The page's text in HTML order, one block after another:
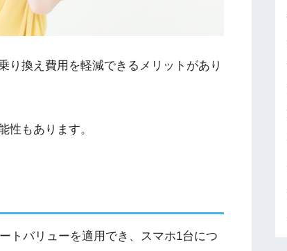
り換え費用を軽減できるメリットがあり
性もあります。
トバリューを適用でき、スマホ1台につ